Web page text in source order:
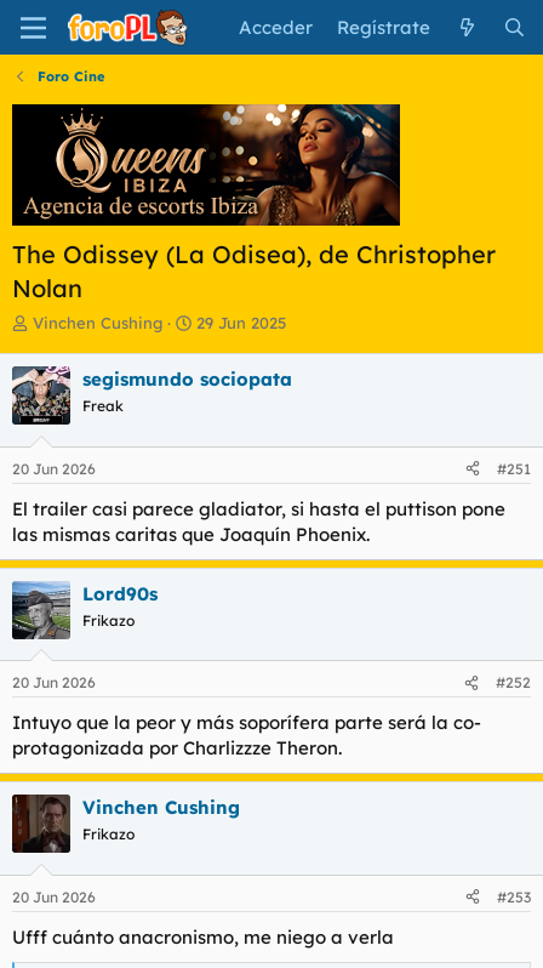
Acceder Regístrate
Foro Cine
The Odissey (La Odisea), de Christopher
Nolan
I
i
c
i
a
d
o
d
e
l
t
e
m
a
Vinchen Cushing
F
h
e
i
c
i
29 Jun 2025
segismundo sociopata
Freak
20 Jun 2026 #251
El trailer casi parece gladiator, si hasta el puttison pone
las mismas caritas que Joaquín Phoenix.
Lord90s
Frikazo
20 Jun 2026 #252
Intuyo que la peor y más soporífera parte será la co-
protagonizada por Charlizzze Theron.
Vinchen Cushing
Frikazo
20 Jun 2026 #253
Ufff cuánto anacronismo, me niego a verla